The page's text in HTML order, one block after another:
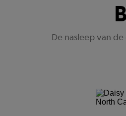
De nasleep van